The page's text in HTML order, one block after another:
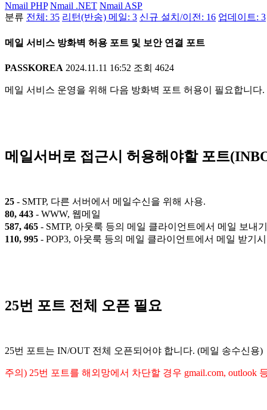
Nmail PHP Nmail .NET Nmail ASP
분류 전체: 35 리턴(반송) 메일: 3 신규 설치/이전: 16 업데이트: 3
메일 서비스 방화벽 허용 포트 및 보안 연결 포트
PASSKOREA 2024.11.11 16:52 조회 4624
메일 서비스 운영을 위해 다음 방화벽 포트 허용이 필요합니다.
메일서버로 접근시 허용해야할 포트
25 - SMTP, 다른 서버에서 메일수신을 위해 사용.
80, 443 - WWW, 웹메일
587, 465 - SMTP, 아웃룩 등의 메일 클라이언트에서 메일 보내
110, 995 - POP3, 아웃룩 등의 메일 클라이언트에서 메일 받기
25번 포트 전체 오픈 필요
25번 포트는 IN/OUT 전체 오픈되어야 합니다. (메일 송수신용)
주의) 25번 포트를 해외망에서 차단할 경우 gmail.com, outlook